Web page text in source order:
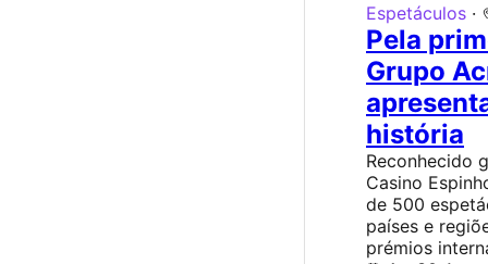
Espetáculos ·
Pela
Grupo
história
Reconhecido
Casino
de 500
países e
prémios